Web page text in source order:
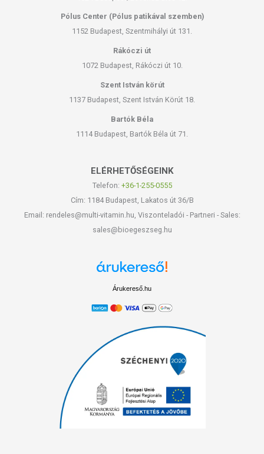
Pólus Center (Pólus patikával szemben)
1152 Budapest, Szentmihályi út 131.
Rákóczi út
1072 Budapest, Rákóczi út 10.
Szent István körút
1137 Budapest, Szent István Körút 18.
Bartók Béla
1114 Budapest, Bartók Béla út 71.
ELÉRHETŐSÉGEINK
Telefon: +36-1-255-0555
Cím: 1184 Budapest, Lakatos út 36/B
Email: rendeles@multi-vitamin.hu, Viszonteladói - Partneri - Sales:
sales@bioegeszseg.hu
Árukereső.hu